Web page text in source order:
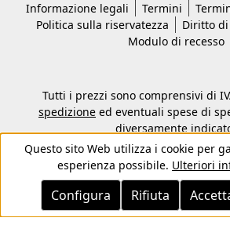
Informazione legali Termini
Politica sulla riservatezza
Diritto
Modulo di recesso
Tutti i prezzi sono comprensivi di
spedizione ed eventuali spese di
diversamente
© 2026 Copyright © Kwon KG -
Questo sito Web utilizza i cookie per
esperienza possibile. Ulteriori
Rifiuta
Configura